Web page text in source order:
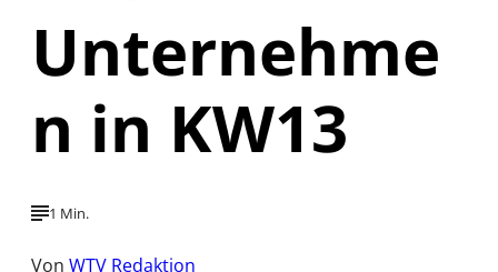
Unternehme
n in KW13
1 Min.
Von WTV Redaktion